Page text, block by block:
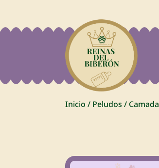
Inicio / Peludos / Camada